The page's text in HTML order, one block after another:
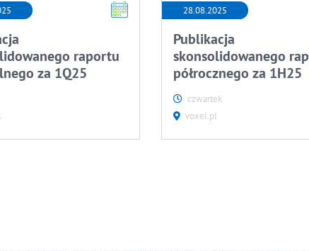
raportu
za 1Q25
28.08.2025
Publikacja
skonsolidowanego
półrocznego za 1H25
czwartek
voxel.pl